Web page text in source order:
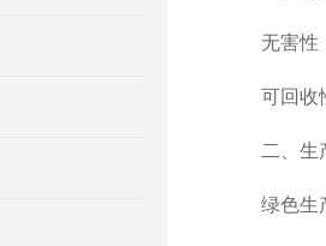
Ac-motoren交流电机3RT1026-1AC20
无害性：
可回收性
二、生产
绿色生产